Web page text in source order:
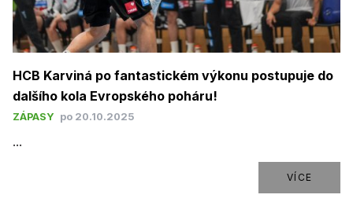
HCB Karviná po fantastickém výkonu postupuje do
dalšího kola Evropského poháru!
ZÁPASY po 20.10.2025
...
VÍCE